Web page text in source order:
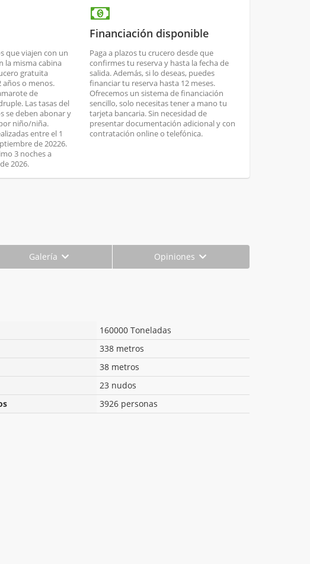
que viajen con un
la misma cabina
gratuita
años o menos.
de
Las tasas del
se deben abonar y
niño/niña.
entre el 1
de 20226.
3 noches a
2026.
Financiación disponible
Paga a plazos tu crucero desde que
confirmes tu reserva y hasta la fecha de
salida. Además, si lo deseas, puedes
financiar tu reserva hasta 12 meses.
Ofrecemos un sistema de financiación
sencillo, solo necesitas tener a mano tu
tarjeta bancaria. Sin necesidad de
presentar documentación adicional y con
contratación online o telefónica.
Galería Opiniones
160000 Toneladas
338 metros
38 metros
23 nudos
3926 personas